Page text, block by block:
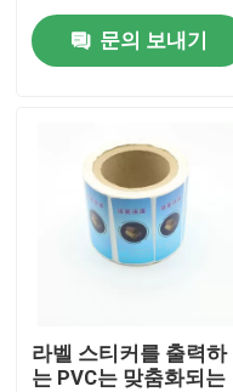
인쇄 용지함
골판지 종이 선물 상자
종이 튜브 포장
풀 컬러 인쇄된 상자
문의 보내기
라벨 스티커를 출력하
는 PVC는 맞춤화되는